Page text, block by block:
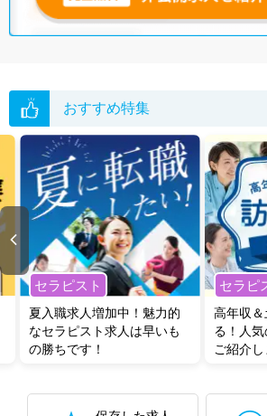
無料転職支援サービス
にお申し込みいただくと
グした上で求人をご提案いたします。
い。
おすすめ特集
セラピスト
夏入職求人増加中！魅力的
なセラピスト求人は早いも
の勝ちです！
セラピ
高年収＆
る！人
ご紹介し